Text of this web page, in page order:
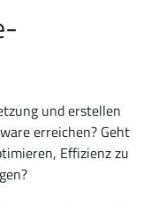
und erstellen
erreichen? Geht
Effizienz zu